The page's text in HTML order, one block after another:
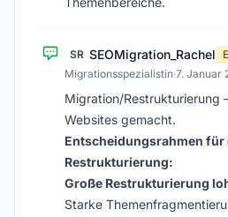
SR SEOMigration_Rachel
Migrationsspezialistin·7. Januar
Migration/Restrukturierung
Websites gemacht.
Entscheidungsrahmen für
Restrukturierung:
Große Restrukturierung
Starke